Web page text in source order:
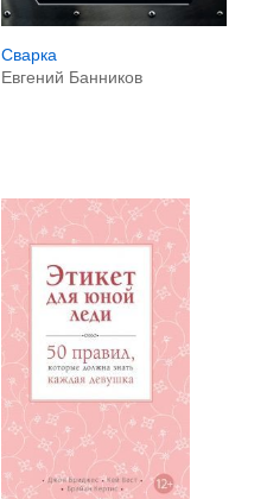
Сварка
Евгений Банников